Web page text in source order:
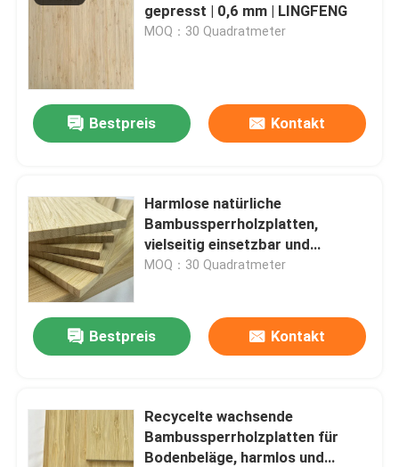
gepresst | 0,6 mm | LINGFENG
MOQ：30 Quadratmeter
Bestpreis Kontakt
Harmlose natürliche
Bambussperrholzplatten,
vielseitig einsetzbar und
praktisch
MOQ：30 Quadratmeter
Bestpreis Kontakt
Recycelte wachsende
Bambussperrholzplatten für
Bodenbeläge, harmlos und